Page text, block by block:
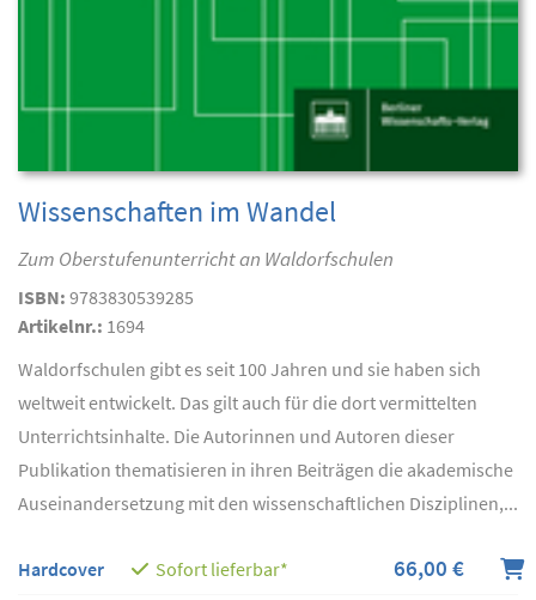
Wissenschaften im Wandel
Zum Oberstufenunterricht an Waldorfschulen
ISBN: 9783830539285
Artikelnr.: 1694
Waldorfschulen gibt es seit 100 Jahren und sie haben sich
weltweit entwickelt. Das gilt auch für die dort vermittelten
Unterrichtsinhalte. Die Autorinnen und Autoren dieser
Publikation thematisieren in ihren Beiträgen die akademische
Auseinandersetzung mit den wissenschaftlichen Disziplinen,...
Hardcover Sofort lieferbar* 66,00 €